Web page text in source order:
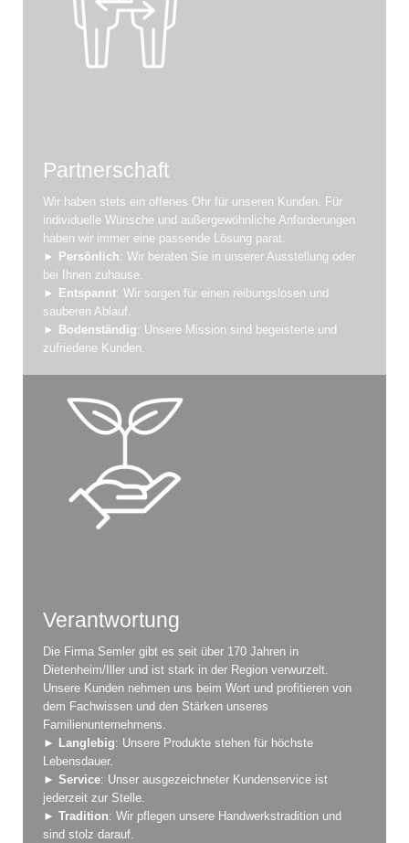
Partnerschaft
Wir haben stets ein offenes Ohr für unseren Kunden. Für
individuelle Wünsche und außergewöhnliche Anforderungen
haben wir immer eine passende Lösung parat.
►
Persönlich: Wir beraten Sie in unserer Ausstellung oder
bei Ihnen zuhause.
►
Entspannt: Wir sorgen für einen reibungslosen und
sauberen Ablauf.
►
Bodenständig: Unsere Mission sind begeisterte und
zufriedene Kunden.
Verantwortung
Die Firma Semler gibt es seit über 170 Jahren in
Dietenheim/Iller und ist stark in der Region verwurzelt.
Unsere Kunden nehmen uns beim Wort und profitieren von
dem Fachwissen und den Stärken unseres
Familienunternehmens.
► Langlebig: Unsere Produkte stehen für höchste
Lebensdauer.
► Service: Unser ausgezeichneter Kundenservice ist
jederzeit zur Stelle.
► Tradition: Wir pflegen unsere Handwerkstradition und
sind stolz darauf.